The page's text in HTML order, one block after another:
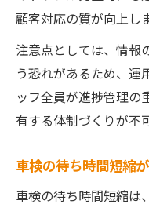
顧客対応の質が向上し
注意点としては、情報
う恐れがあるため、運
ッフ全員が進捗管理の
有する体制づくりが不
車検の待ち時間短縮
車検の待ち時間短縮は